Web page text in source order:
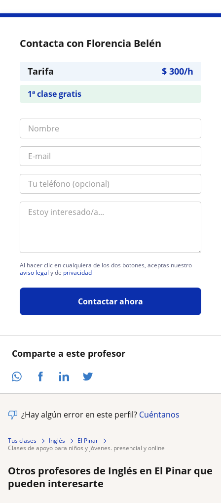
Comparte a este profesor
Contacta con Florencia Belén
Tarifa $ 300/h
1ª clase gratis
Al hacer clic en cualquiera de los dos botones, aceptas nuestro
aviso legal y de privacidad
Contactar ahora
¿Hay algún error en este perfil? Cuéntanos
Tus clases Inglés
El Pinar
clases de apoyo para niños y jóvenes. presencial y online
Otros profesores de Inglés en El Pinar que
pueden interesarte